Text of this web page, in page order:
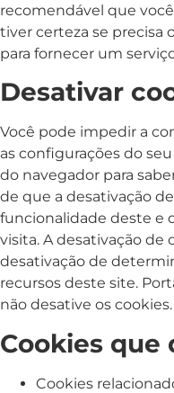
recomendável que
tiver certeza se precisa
para fornecer um
Desativar
Você pode impedir a
as configurações do
do navegador para
de que a desativação
funcionalidade deste e
visita. A desativação de
desativação de
recursos deste site.
não desative os cookies.
Cookies que
Cookies